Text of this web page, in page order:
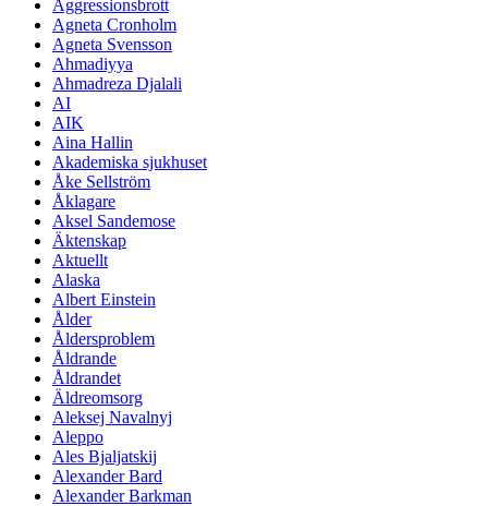
Aggressionsbrott
Agneta Cronholm
Agneta Svensson
Ahmadiyya
Ahmadreza Djalali
AI
AIK
Aina Hallin
Akademiska sjukhuset
Åke Sellström
Åklagare
Aksel Sandemose
Äktenskap
Aktuellt
Alaska
Albert Einstein
Ålder
Åldersproblem
Åldrande
Åldrandet
Äldreomsorg
Aleksej Navalnyj
Aleppo
Ales Bjaljatskij
Alexander Bard
Alexander Barkman